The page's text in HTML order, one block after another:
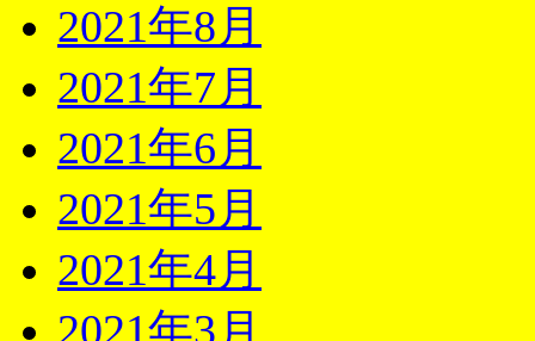
2021年8月
2021年7月
2021年6月
2021年5月
2021年4月
2021年3月